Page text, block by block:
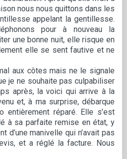
nous nous quittons dans les
appelant la gentillesse.
pour à nouveau la
une bonne nuit, elle risque en
elle se sent fautive et ne
aux côtes mais ne le signale
je ne souhaite pas culpabiliser
après, la voici qui arrive à la
et, à ma surprise, débarque
entièrement réparé. Elle s’est
à sa parfaite remise en état, y
d’une manivelle qui n’avait pas
et a réglé la facture. Nous